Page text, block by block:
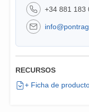
+34 881 183
RECURSOS
+ Ficha de